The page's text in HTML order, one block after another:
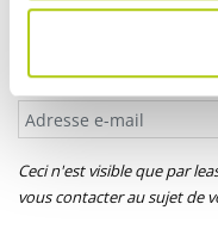
Adresse e-mail
Ceci n'est visible que par
vous contacter au sujet de